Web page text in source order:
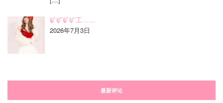
矿矿矿矿工……
2026年7月3日
最新评论